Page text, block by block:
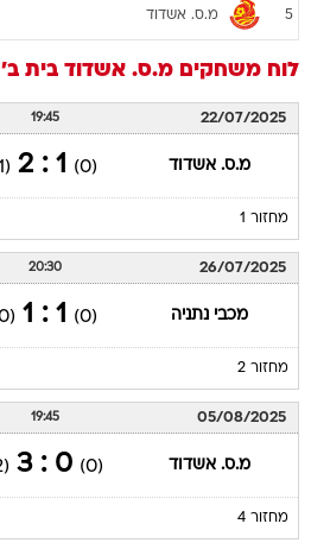
5 מ.ס. אשדוד
לוח משחקים מ.ס. אשדוד בית ב'
22/07/2025
19:45
מ.ס. אשדוד (0)
1 : 2
(1)
מחזור 1
26/07/2025
20:30
מכבי נתניה (0)
1 : 1
(0)
מחזור 2
05/08/2025
19:45
מ.ס. אשדוד (0)
0 : 3
(2)
מחזור 4